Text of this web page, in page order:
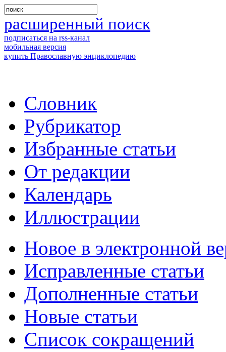
расширенный поиск
подписаться на rss-канал
мобильная версия
купить Православную энциклопедию
Словник
Рубрикатор
Избранные статьи
От редакции
Календарь
Иллюстрации
Новое в электронной
Исправленные статьи
Дополненные статьи
Новые статьи
Список сокращений